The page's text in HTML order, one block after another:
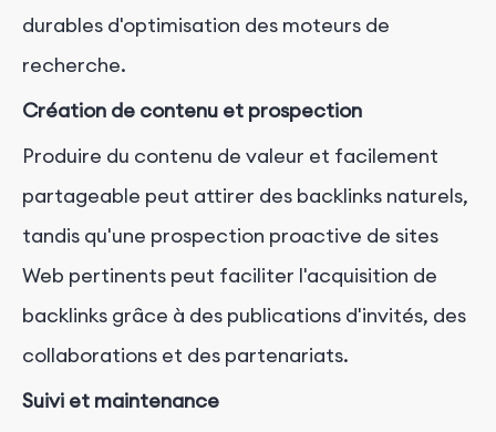
durables d'optimisation des moteurs de
recherche.
Création de contenu et prospection
Produire du contenu de valeur et facilement
partageable peut attirer des backlinks naturels,
tandis qu'une prospection proactive de sites
Web pertinents peut faciliter l'acquisition de
backlinks grâce à des publications d'invités, des
collaborations et des partenariats.
Suivi et maintenance